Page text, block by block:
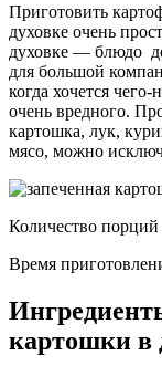
Приготовить
духовке очень
духовке — блюдо
для большой
когда хочется
очень вредного.
картошка, лук,
мясо, можно
Количество
Время
картошки в